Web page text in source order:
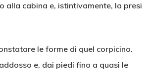
alla cabina e, istintivamente, la presi
le forme di quel corpicino.
e, dai piedi fino a quasi le